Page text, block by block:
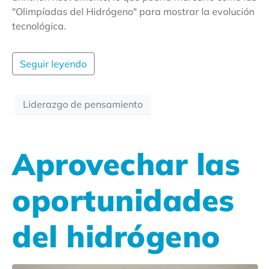
"Olimpíadas del Hidrógeno" para mostrar la evolución
tecnológica.
Seguir leyendo
Liderazgo de pensamiento
Aprovechar las
oportunidades
del hidrógeno